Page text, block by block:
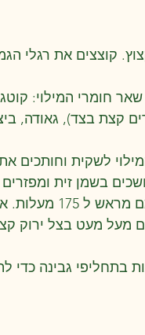
קוצצים את רגלי
חומרי המילוי:
קצת בצד), גאודה,
לשקית
בשמן זית
מעל מעט בצל ירוק
בתחליפי גבינה כדי